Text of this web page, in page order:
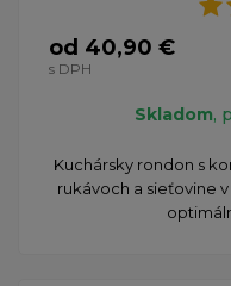
od 40,90 €
s DPH
Skladom,
​Kuchársky rondon s
rukávoch a sieťovine